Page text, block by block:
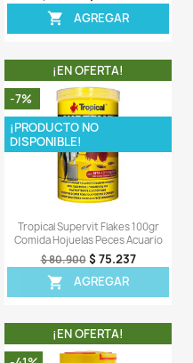
DE LA
Gránulos
Ciclidos
¡EN
-8%
¡PRODUCTO NO
DISPONIBLE!